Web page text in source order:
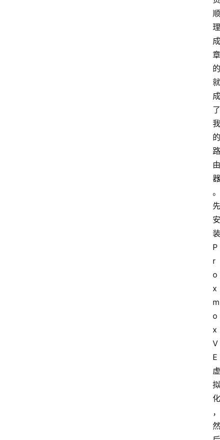
顺
理
成
章
的
就
成
了
我
的
路
由
器
。
先
安
装
P
r
o
x
m
o
x
V
E
虚
拟
化
，
然